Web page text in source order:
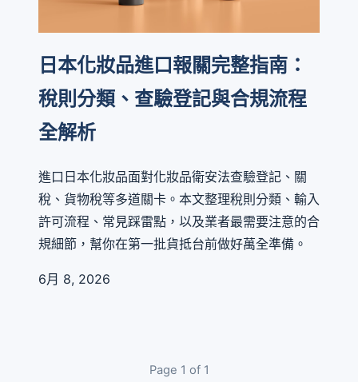
日本化妝品進口報關完整指南：
稅則分類、查驗登記與合規流程
全解析
進口日本化妝品面對化妝品衛安法查驗登記、關
稅、貨物稅等多道關卡。本文整理稅則分類、輸入
許可流程、常見踩雷點，以及業者最需要注意的合
規細節，幫你在第一批貨抵台前做好萬全準備。
6月 8, 2026
Page 1 of 1